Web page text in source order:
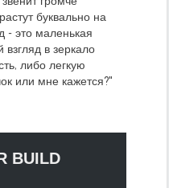
буквально на
- это маленькая
в зеркало
либо легкую
или мне кажется?"
BUILD